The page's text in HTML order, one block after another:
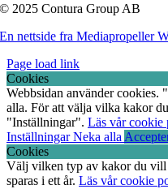
© 2025 Contura Group AB
En nettside fra Mediapropeller
Page load link
Cookies
Webbsidan använder cookies.
alla. För att välja vilka kakor
"Inställningar". Läs vår cookie
InställningarNeka alla
Cookies
Välj vilken typ av kakor du vill
sparas i ett år. Läs vår cookie